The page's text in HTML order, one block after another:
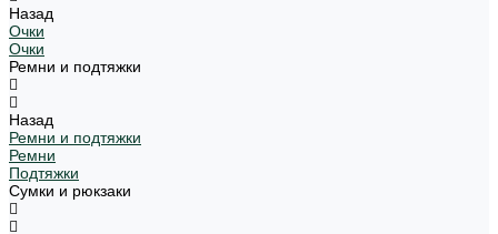
Назад
Очки
Очки
Ремни и подтяжки
Назад
Ремни и подтяжки
Ремни
Подтяжки
Сумки и рюкзаки